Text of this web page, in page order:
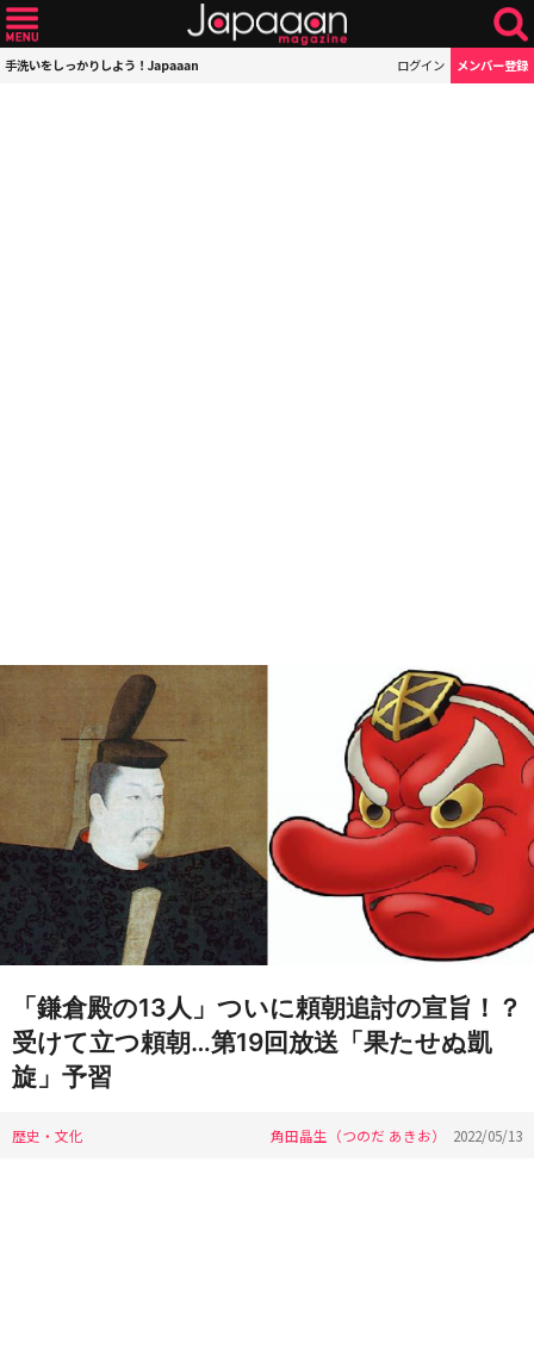
手洗いをしっかりしよう！Japaaan ログイン メンバー登録
「鎌倉殿の13人」ついに頼朝追討の宣旨！？
受けて立つ頼朝…第19回放送「果たせぬ凱
旋」予習
歴史・文化 角田晶生（つのだ あきお） 2022/05/13